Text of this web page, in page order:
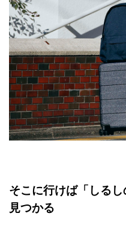
そこに行けば「しる
見つかる